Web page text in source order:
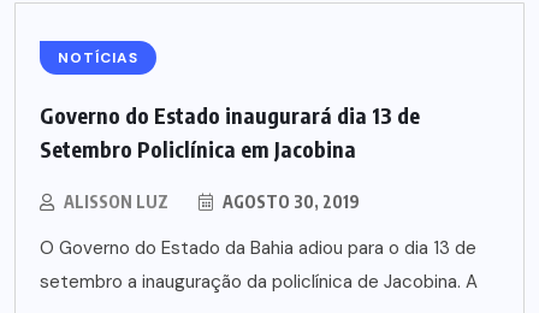
NOTÍCIAS
Governo do Estado inaugurará dia 13 de
Setembro Policlínica em Jacobina
ALISSON LUZ AGOSTO 30, 2019
O Governo do Estado da Bahia adiou para o dia 13 de
setembro a inauguração da policlínica de Jacobina. A